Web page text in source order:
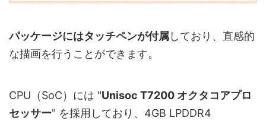
パッケージにはタッチペンが付属しており、直感的
な描画を行うことができます。
CPU（SoC）には "Unisoc T7200 オクタコアプロ
セッサー" を採用しており、4GB LPDDR4